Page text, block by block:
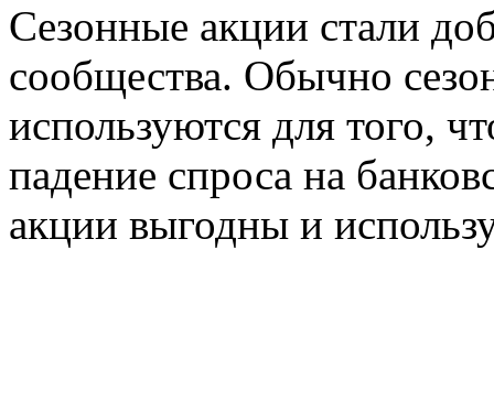
Сезонные акции стали
сообщества. Обычно
используются для того,
падение спроса на
акции выгодны и